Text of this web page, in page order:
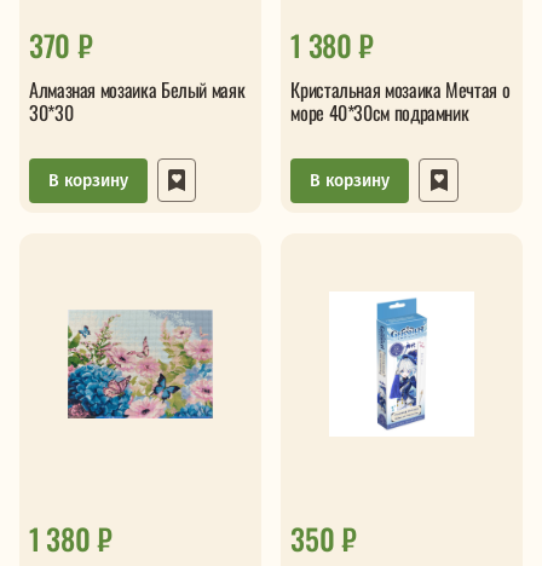
370 ₽
Алмазная мозаика Белый маяк
30*30
В корзину
1 380 ₽
Кристальная мозаика Мечтая о
море 40*30см подрамник
В корзину
1 380 ₽ 350 ₽